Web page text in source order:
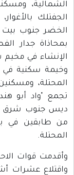
الشمالية،
الجفتلك
الخضر جنوب بيت
بمحاذاة جدار
الإنشاء في
وخيمة سكنية
المحتلة،
تجمع "واد أبو
ديس جنوب شرق
من طابقين في
المحتلة.
وأقدمت قوات
واقتلاع عشرات